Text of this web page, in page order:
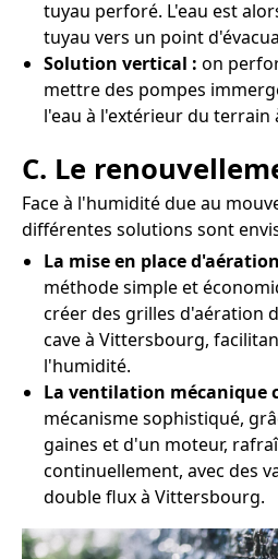
tuyau perforé. L'eau est
tuyau vers un point
Solution vertical : on
mettre des pompes
l'eau à l'extérieur du terrain
C. Le
Face à l'humidité due au
différentes solutions sont
La mise en place
méthode simple et
créer des grilles d'aération
cave à Vittersbourg,
l'humidité.
La ventilation mécanique
mécanisme sophistiqué,
gaines et d'un moteur,
continuellement, avec des
double flux à Vittersbourg.